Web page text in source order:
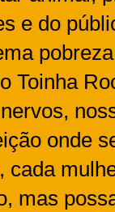
e do
Toinha
onde
cada
mas